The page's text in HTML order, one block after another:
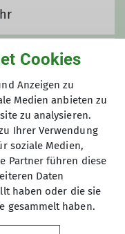
Cookies
Anzeigen zu
Medien anbieten zu
zu analysieren.
Ihrer Verwendung
soziale Medien,
Partner führen diese
Daten
haben oder die sie
gesammelt haben.